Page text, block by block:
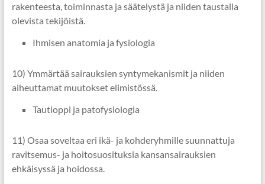
rakenteesta, toiminnasta ja säätelystä ja niiden taustalla
olevista tekijöistä.
Ihmisen anatomia ja fysiologia
10) Ymmärtää sairauksien syntymekanismit ja niiden
aiheuttamat muutokset elimistössä.
Tautioppi ja patofysiologia
11) Osaa soveltaa eri ikä- ja kohderyhmille suunnattuja
ravitsemus- ja hoitosuosituksia kansansairauksien
ehkäisyssä ja hoidossa.